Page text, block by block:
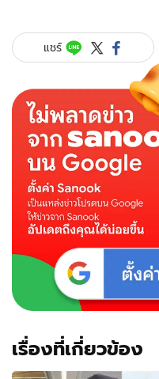
แต่ง
โด่ง-
ธีม
เทพนิยาย
ปาร์ตี้
คอนเสิร์ต
มันส์
แชร์
เรื่องที่เกี่ยวข้อง